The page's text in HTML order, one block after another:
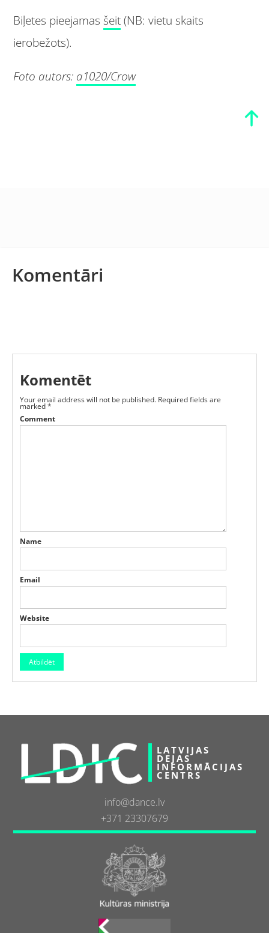
Biļetes pieejamas šeit(NB: vietu skaits
ierobežots).
Foto autors: a1020/Crow
Komentāri
Komentēt
Your email address will not be published. Required fields are
marked*
Comment
Name
Email
Website
LATVIJAS
DEJAS
INFORMĀCIJAS
CENTRS
info@dance.lv
+371 23307679